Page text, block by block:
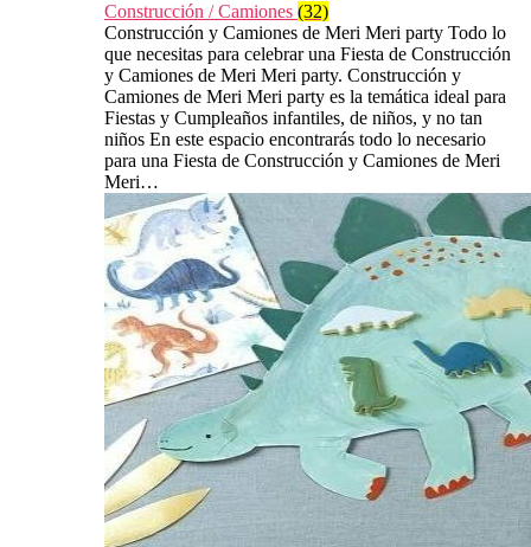
Construcción / Camiones (32)
Construcción y Camiones de Meri Meri party Todo lo
que necesitas para celebrar una Fiesta de Construcción
y Camiones de Meri Meri party. Construcción y
Camiones de Meri Meri party es la temática ideal para
Fiestas y Cumpleaños infantiles, de niños, y no tan
niños En este espacio encontrarás todo lo necesario
para una Fiesta de Construcción y Camiones de Meri
Meri…